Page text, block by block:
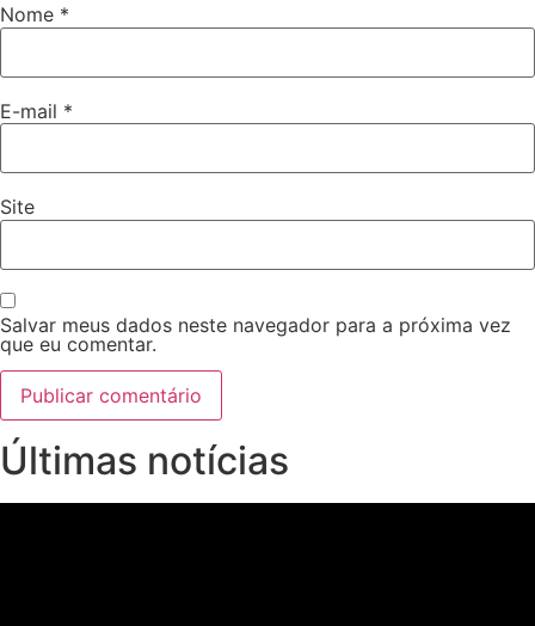
Nome *
E-mail *
Site
Salvar meus dados neste navegador para a próxima vez
que eu comentar.
Últimas notícias